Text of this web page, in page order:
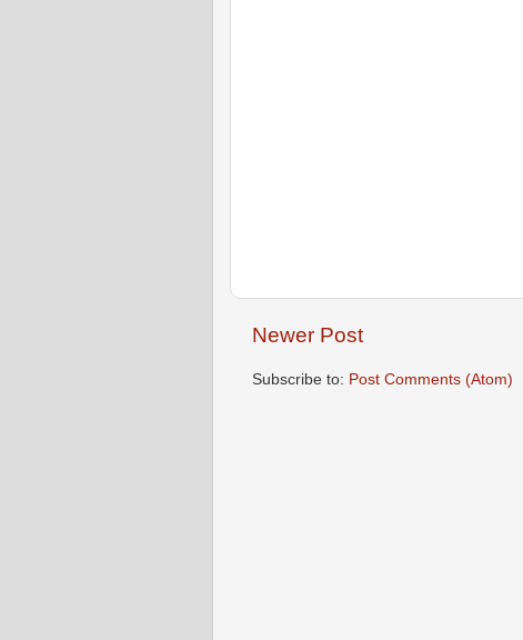
Newer Post
Subscribe to: Post Comments (Atom)